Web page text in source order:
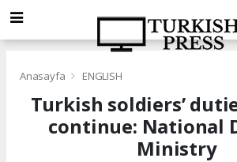
Anasayfa ENGLISH
Turkish soldiers’
continue: National
Ministry